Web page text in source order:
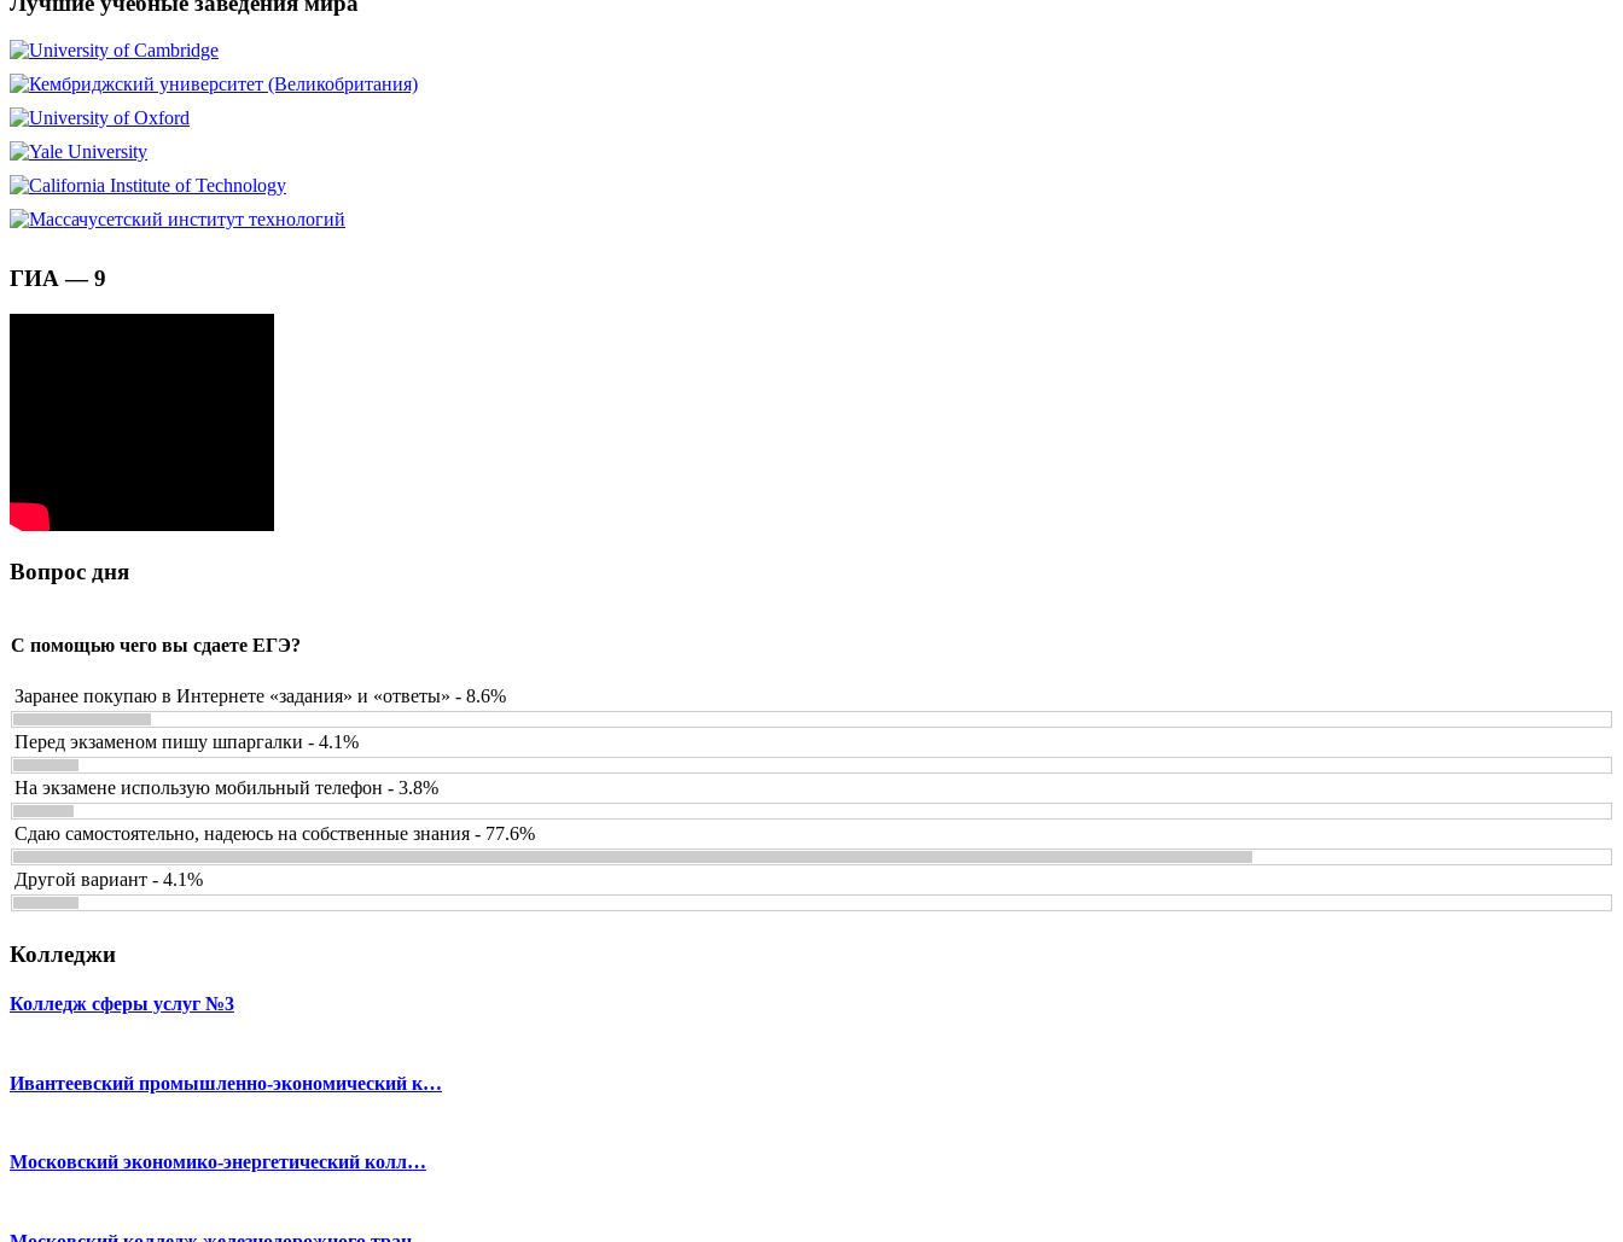
ГИА — 9
Вопрос дня
С помощью чего вы сдаете ЕГЭ?
Заранее покупаю в Интернете «задания» и «ответы» - 8.6%
Перед экзаменом пишу шпаргалки - 4.1%
На экзамене использую мобильный телефон - 3.8%
Сдаю самостоятельно, надеюсь на собственные знания - 77.6%
Другой вариант - 4.1%
Колледжи
Колледж сферы услуг №3
Ивантеевский промышленно-экономический к…
Московский экономико-энергетический колл…